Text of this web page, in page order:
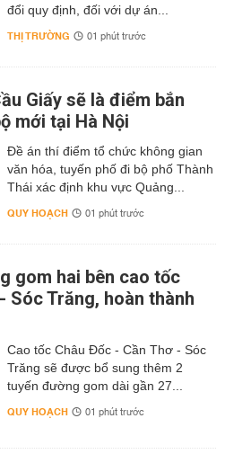
đổi quy định, đối với dự án...
THỊ TRƯỜNG 01 phút trước
Giấy sẽ là điểm bắn
mới tại Hà Nội
Đề án thí điểm tổ chức không gian
văn hóa, tuyến phố đi bộ phố Thành
Thái xác định khu vực Quảng...
QUY HOẠCH 01 phút trước
gom hai bên cao tốc
Sóc Trăng, hoàn thành
Cao tốc Châu Đốc - Cần Thơ - Sóc
Trăng sẽ được bổ sung thêm 2
tuyến đường gom dài gần 27...
QUY HOẠCH 01 phút trước